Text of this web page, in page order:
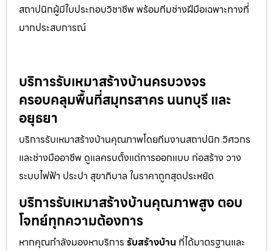
สถาปนิกผู้มีใบประกอบวิชาชีพ พร้อมทีมช่างฝีมือเฉพาะทางที่
มากประสบการณ์
บริการรับเหมาสร้างบ้านครบวงจร
ครอบคลุมพื้นที่สมุทรสาคร นนทบุรี และ
อยุธยา
บริการรับเหมาสร้างบ้านคุณภาพโดยทีมงานสถาปนิก วิศวกร
และช่างมืออาชีพ ดูแลครบตั้งแต่การออกแบบ ก่อสร้าง วาง
ระบบไฟฟ้า ประปา สุขาภิบาล ในราคาถูกสุดประหยัด
บริการรับเหมาสร้างบ้านคุณภาพสูง ตอบ
โจทย์ทุกความต้องการ
หากคุณกำลังมองหาบริการ รับสร้างบ้าน ที่ได้มาตรฐานและ